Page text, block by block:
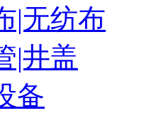
|无纺布
|井盖
备